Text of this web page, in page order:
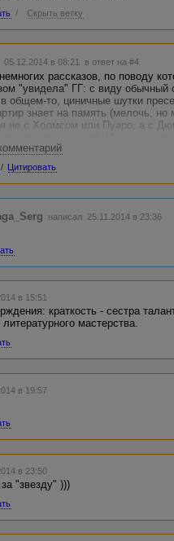
/ Скрыть ветку
05.12.2014 в 08:21 в ответ на #4
рассказов, по поводу
"увидела" ГГ: с виду
общем-то, циничные шутки
знает на память (мелочь,
не с Холмсом или Пуаро, а с
словечки типа
контекст.
Огюст Дюпен
банальнейших вещей
Все счастливы, все
и сам над собой
ну надо же...
ирония в чистейшем виде,
Объемная, ироничная.... Одно
/ Цитировать
написал 25.11.2014 в 23:36
в 15:51
краткость - сестра
мастерства.
в 19:57
в 23:50
"звезду" )))